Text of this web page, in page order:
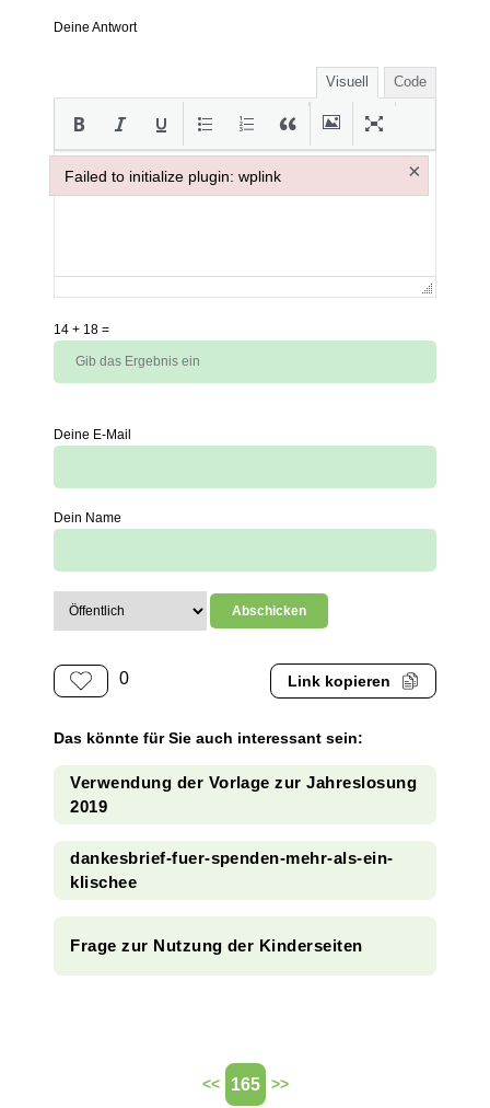
Deine Antwort
Visuell Code
14 + 18 =
Deine E-Mail
Dein Name
0 Link kopieren
Das könnte für Sie auch interessant sein:
Verwendung der Vorlage zur Jahreslosung
2019
dankesbrief-fuer-spenden-mehr-als-ein-
klischee
Frage zur Nutzung der Kinderseiten
<< 165 >>
Failed to initialize plugin: wplink ×
Failed to initialize plugin: wplink